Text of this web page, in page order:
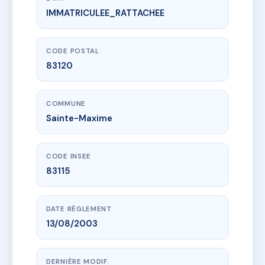
www.vme.plus/AA0889899
DOMAINE DES PINS BLEUS
24 che des saquedes
IMMATRICULEE_RATTACHEE
CODE POSTAL
83120
COMMUNE
Sainte-Maxime
CODE INSEE
83115
DATE RÈGLEMENT
13/08/2003
DERNIÈRE MODIF.